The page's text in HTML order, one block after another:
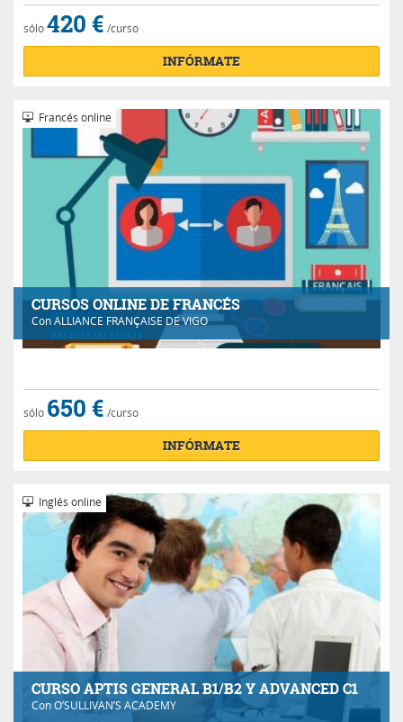
sólo420 € /curso
INFÓRMATE
CURSOS ONLINE DE FRANCÉS
ConALLIANCE FRANÇAISE DE VIGO
Francés online
sólo 650 € /curso
INFÓRMATE
CURSO APTIS GENERAL B1/B2 Y ADVANCED C1
ConO’SULLIVAN’S ACADEMY
Inglés online